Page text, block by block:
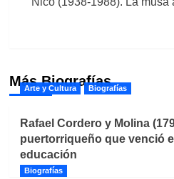
Más Biografías
Arte y Cultura Biografías
Rafael Cordero y Molina
puertorriqueño que venció
educación
Biografías